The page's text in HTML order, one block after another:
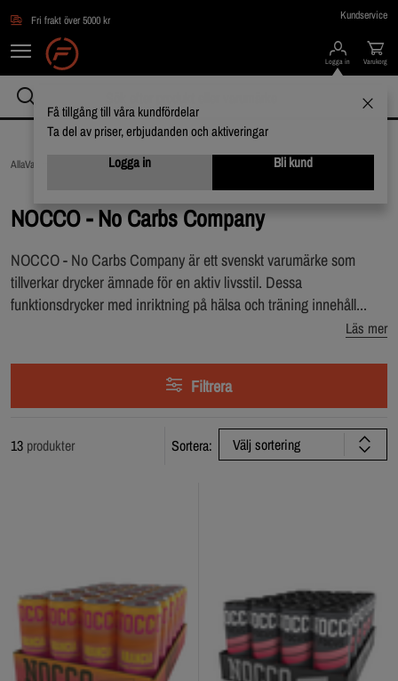
Fri frakt över 5000 kr Kundservice
Logga in
Få tillgång till våra kundfördelar
Ta del av priser, erbjudanden och aktiveringar
Logga in
Bli kund
Varukorg
AllaVarumärken / NOCCO - No Carbs Company
NOCCO - No Carbs Company
NOCCO - No Carbs Company är ett svenskt varumärke som
tillverkar drycker ämnade för en aktiv livsstil. Dessa
funktionsdrycker med inriktning på hälsa och träning innehåll...
Läs mer
Filtrera
13 produkter Sortera: Välj sortering